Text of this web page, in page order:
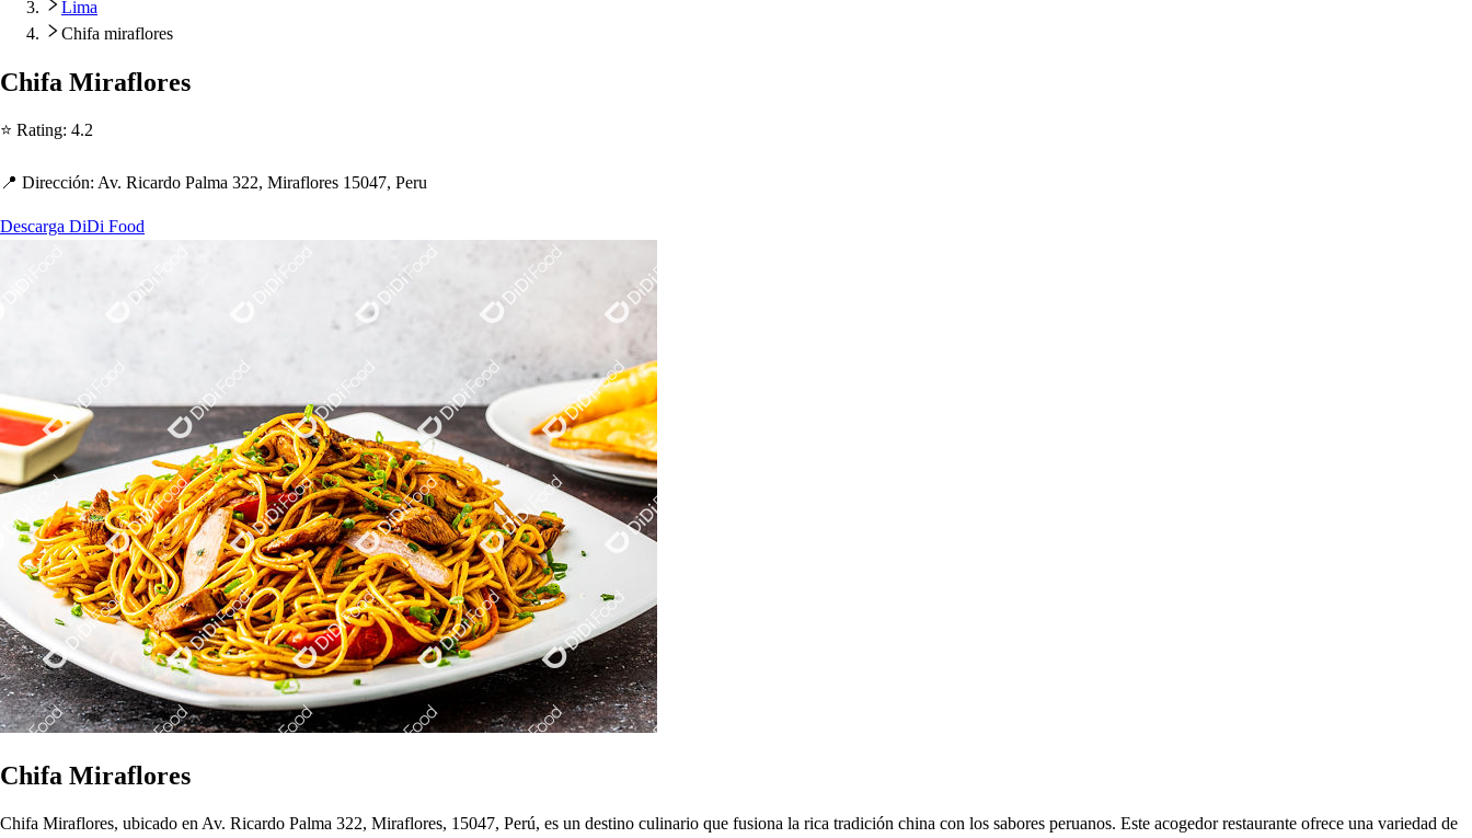
Lima
Chifa miraflores
Chifa Miraflores
⭐ Rating: 4.2
📍 Dirección: Av. Ricardo Palma 322, Miraflores 15047, Peru
Descarga DiDi Food
Chifa Miraflores
Chifa Miraflores, ubicado en Av. Ricardo Palma 322, Miraflores, 15047, Perú, es un destino culinario que fusiona la rica tradición china con los sabores peruanos. Este acogedor restaurante ofrece una variedad de